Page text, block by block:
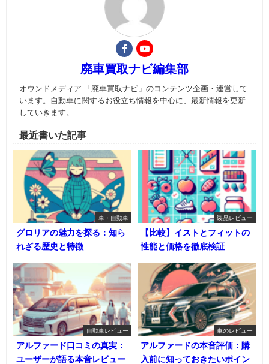
廃車買取ナビ編集部
オウンドメディア 「廃車買取ナビ」のコンテンツ企画・運営して
います。自動車に関するお役立ち情報を中心に、最新情報を更新
していきます。
最近書いた記事
車・自動車
グロリアの魅力を探る：知ら
れざる歴史と特徴
製品レビュー
【比較】イストとフィットの
性能と価格を徹底検証
自動車レビュー
アルファード口コミの真実：
ユーザーが語る本音レビュー
車のレビュー
アルファードの本音評価：購
入前に知っておきたいポイン